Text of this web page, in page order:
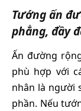
Tướng ấn
phẳng, đầy
Ấn đường
phù hợp với
nhân là người
phần. Nếu